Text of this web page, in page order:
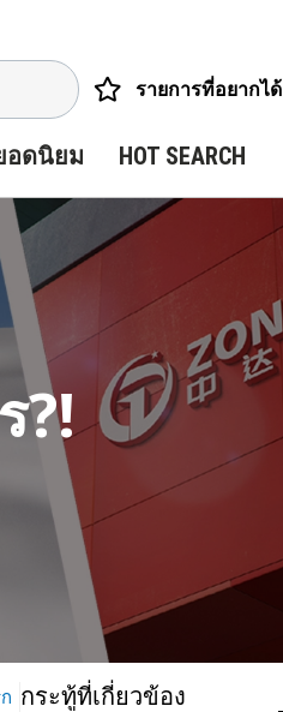
รายการที่อยากได้
อดนิยม HOT SEARCH
?!
กระทู้ที่เกี่ยวข้อง